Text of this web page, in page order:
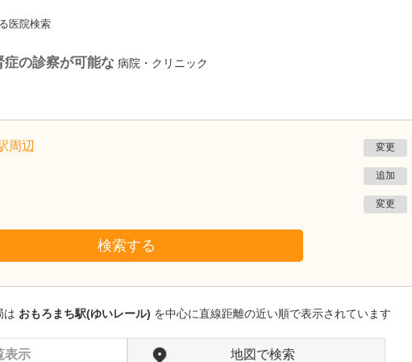
医院検索
の診察が可能な 病院・クリニック
周辺 変更
追加
変更
検索する
は おもろまち駅(ゆいレール) を中心に直線距離の近い順で表示されています
表示 地図で検索
沖縄県那覇市
友寄クリニック
貴院の特長を教えてください。